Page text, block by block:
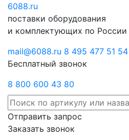
6088.ru
поставки оборудования
и комплектующих по России
mail@6088.ru 8 495 477 51 54
Бесплатный звонок
8 800 600 43 80
Отправить запрос
Заказать звонок
Отправить
запрос
звонок